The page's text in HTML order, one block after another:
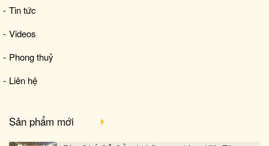
Tin tức
Videos
Phong thuỷ
Liên hệ
Sản phẩm mới